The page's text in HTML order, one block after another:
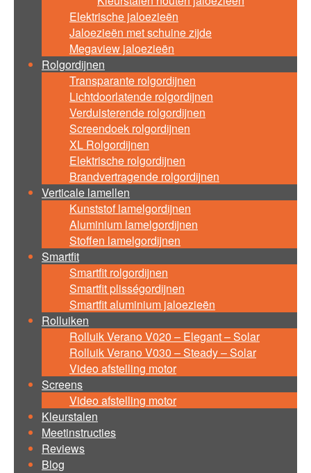
Elektrische jaloezieën
Jaloezieën met schuine zijde
Megaview jaloezieën
Rolgordijnen
Transparante rolgordijnen
Lichtdoorlatende rolgordijnen
Verduisterende rolgordijnen
Screendoek rolgordijnen
XL Rolgordijnen
Elektrische rolgordijnen
Brandvertragende rolgordijnen
Verticale lamellen
Kunststof lamelgordijnen
Aluminium lamelgordijnen
Stoffen lamelgordijnen
Smartfit
Smartfit rolgordijnen
Smartfit plisségordijnen
Smartfit aluminium jaloezieën
Rolluiken
Rolluik Verano V020 – Elegant – Solar
Rolluik Verano V030 – Steady – Solar
Video afstelling motor
Screens
Video afstelling motor
Kleurstalen
Meetinstructies
Reviews
Blog